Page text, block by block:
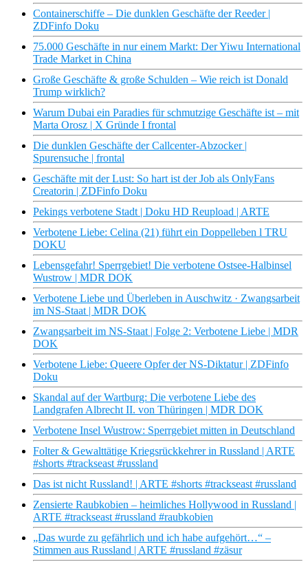
Containerschiffe – Die dunklen Geschäfte der Reeder |
ZDFinfo Doku
75.000 Geschäfte in nur einem Markt: Der Yiwu International
Trade Market in China
Große Geschäfte & große Schulden – Wie reich ist Donald
Trump wirklich?
Warum Dubai ein Paradies für schmutzige Geschäfte ist – mit
Marta Orosz | X Gründe I frontal
Die dunklen Geschäfte der Callcenter-Abzocker |
Spurensuche | frontal
Geschäfte mit der Lust: So hart ist der Job als OnlyFans
Creatorin | ZDFinfo Doku
Pekings verbotene Stadt | Doku HD Reupload | ARTE
Verbotene Liebe: Celina (21) führt ein Doppelleben l TRU
DOKU
Lebensgefahr! Sperrgebiet! Die verbotene Ostsee-Halbinsel
Wustrow | MDR DOK
Verbotene Liebe und Überleben in Auschwitz · Zwangsarbeit
im NS-Staat | MDR DOK
Zwangsarbeit im NS-Staat | Folge 2: Verbotene Liebe | MDR
DOK
Verbotene Liebe: Queere Opfer der NS-Diktatur | ZDFinfo
Doku
Skandal auf der Wartburg: Die verbotene Liebe des
Landgrafen Albrecht II. von Thüringen | MDR DOK
Verbotene Insel Wustrow: Sperrgebiet mitten in Deutschland
Folter & Gewalttätige Kriegsrückkehrer in Russland | ARTE
#shorts #trackseast #russland
Das ist nicht Russland! | ARTE #shorts #trackseast #russland
Zensierte Raubkobien – heimliches Hollywood in Russland |
ARTE #trackseast #russland #raubkobien
„Das wurde zu gefährlich und ich habe aufgehört…“ –
Stimmen aus Russland | ARTE #russland #zäsur